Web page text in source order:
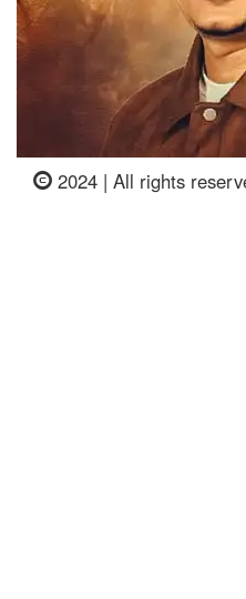
2024 | All rights